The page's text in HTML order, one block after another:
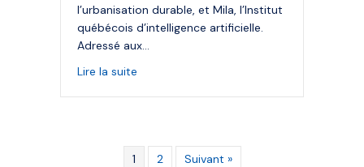
l’urbanisation durable, et Mila, l’Institut
québécois d’intelligence artificielle.
Adressé aux…
Lire la suite
1 2 Suivant »